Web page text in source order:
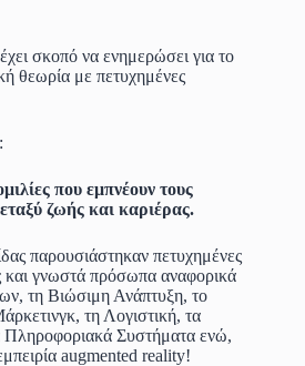
σκοπό να ενημερώσει για το
θεωρία με πετυχημένες
που εμπνέουν τους
ζωής και καριέρας.
παρουσιάστηκαν πετυχημένες
και γνωστά πρόσωπα αναφορικά
τη Βιώσιμη Ανάπτυξη, το
τη Λογιστική, τα
Πληροφοριακά Συστήματα ενώ,
augmented reality!